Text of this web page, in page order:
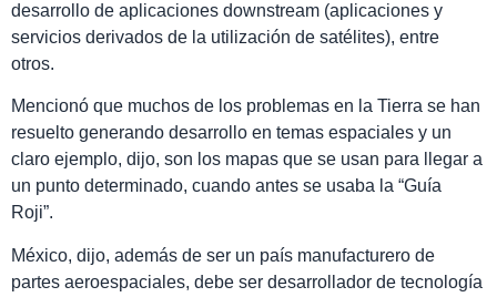
desarrollo de aplicaciones downstream (aplicaciones y
servicios derivados de la utilización de satélites), entre
otros.
Mencionó que muchos de los problemas en la Tierra se han
resuelto generando desarrollo en temas espaciales y un
claro ejemplo, dijo, son los mapas que se usan para llegar a
un punto determinado, cuando antes se usaba la “Guía
Roji”.
México, dijo, además de ser un país manufacturero de
partes aeroespaciales, debe ser desarrollador de tecnología